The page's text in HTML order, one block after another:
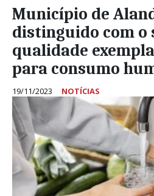
Município de
distinguido com o
qualidade
para consumo
19/11/2023 NOTÍCIAS